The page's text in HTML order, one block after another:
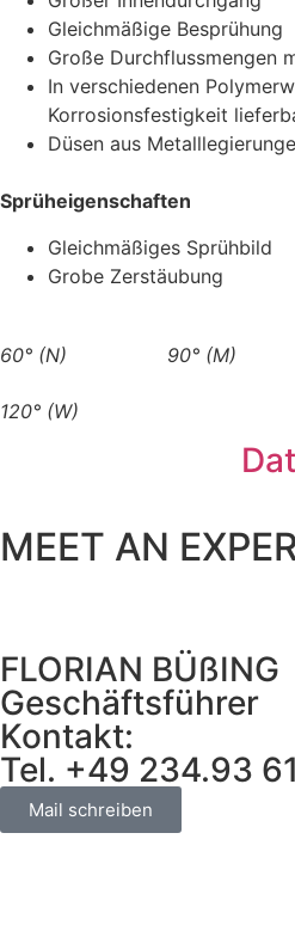
Gleichmäßige Besprühung
Große Durchflussmengen
In verschiedenen
Korrosionsfestigkeit
Düsen aus
Sprüheigenschaften
Gleichmäßiges Sprühbild
Grobe Zerstäubung
60° (N) 90° (M)
120° (W)
MEET AN
FLORIAN BÜßING
Geschäftsführer
Kontakt:
Tel. +49 234.93
Mail schreiben